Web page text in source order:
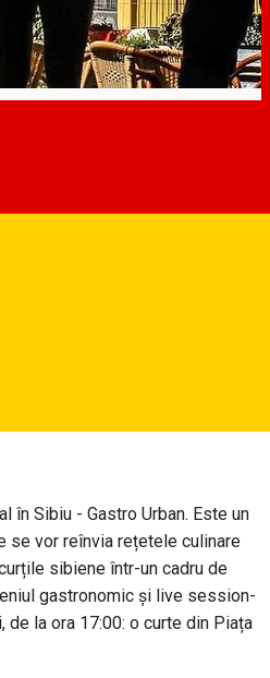
încep festivaluri noi... ce ne-
atât? Am ales câteva dintre
în Sibiu - Gastro Urban. Este un
se vor reînvia rețetele culinare
sibiene într-un cadru de
gastronomic și live session-
la ora 17:00: o curte din Piața